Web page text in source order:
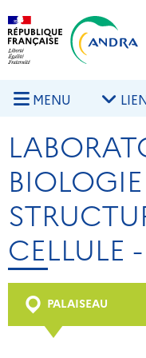
Aller au contenu
MENU
BIOLOGIE
CELLULE
PALAISEAU